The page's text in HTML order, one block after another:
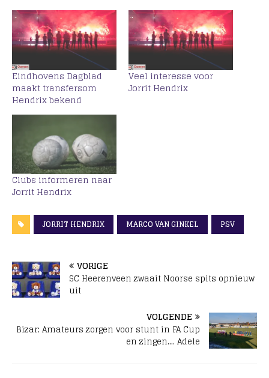
Eindhovens Dagblad
maakt transfersom
Hendrix bekend
Veel interesse voor
Jorrit Hendrix
Clubs informeren naar
Jorrit Hendrix
JORRIT HENDRIX MARCO VAN GINKEL PSV
VORIGE
SC Heerenveen zwaait Noorse spits opnieuw
uit
VOLGENDE
Bizar: Amateurs zorgen voor stunt in FA Cup
en zingen…. Adele